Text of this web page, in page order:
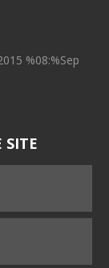
%08:%Sep
SITE